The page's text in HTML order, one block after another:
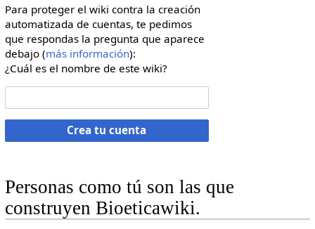
Para proteger el wiki contra la creación
automatizada de cuentas, te pedimos
que respondas la pregunta que aparece
debajo (más información):
¿Cuál es el nombre de este wiki?
Crea tu cuenta
Personas como tú son las que
construyen Bioeticawiki.